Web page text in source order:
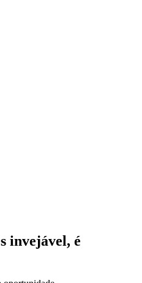
invejável, é